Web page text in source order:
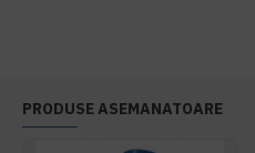
PRODUSE ASEMANATOARE